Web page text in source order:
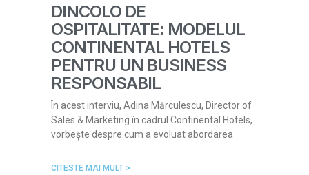
DINCOLO DE
OSPITALITATE: MODELUL
CONTINENTAL HOTELS
PENTRU UN BUSINESS
RESPONSABIL
În acest interviu, Adina Mărculescu, Director of
Sales & Marketing în cadrul Continental Hotels,
vorbește despre cum a evoluat abordarea
CITESTE MAI MULT >